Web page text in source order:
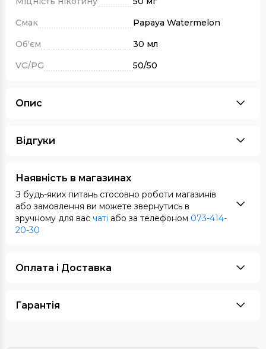
Смак
Papaya Watermelon
Об'єм
30 мл
VG/PG
50/50
Опис
Відгуки
Наявність в магазинах
З будь-яких питань стосовно роботи магазинів
або замовлення ви можете звернутись в
зручному для вас чаті або за телефоном 073-414-
20-30
Оплата i Доставка
Гарантія